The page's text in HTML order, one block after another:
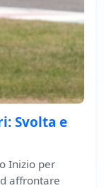
Svolta e
Inizio per
affrontare